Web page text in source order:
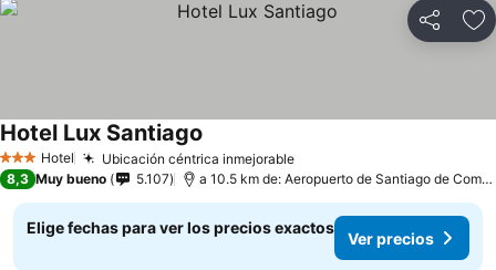
Compartir
3 Estrellas
Hotel Ubicación céntrica inmejorable
Hotel Lux Santiago
8,3 Muy bueno 5.107 a 10.5 km de: Aeropuerto de Santiago de Compostela
Elige fechas para ver los precios exactos
Ver precios